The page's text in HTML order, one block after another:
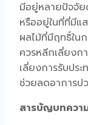
มีอยู่หลายปัจจัย
หรืออยู่ในที่ที่มีแ
ผลไม้ที่มีฤทธิ์ใน
ควรหลีกเลี่ยงก
เลี่ยงการรับประ
ช่วยลดอาการป
สารบัญบทควา